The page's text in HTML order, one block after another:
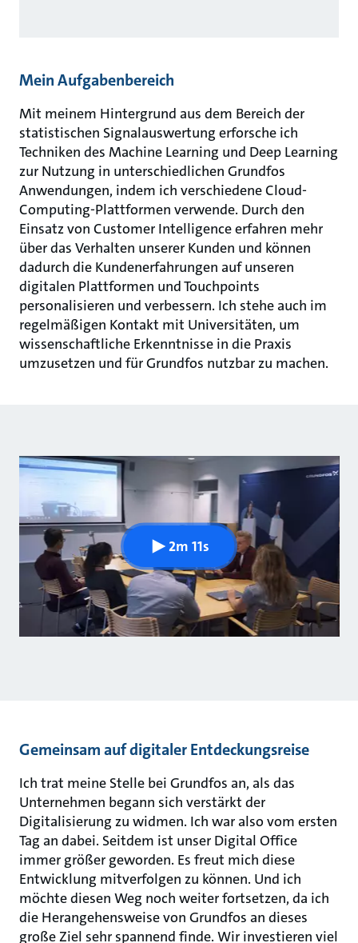
Mein Aufgabenbereich
Mit meinem Hintergrund aus dem Bereich der
statistischen Signalauswertung erforsche ich
Techniken des Machine Learning und Deep Learning
zur Nutzung in unterschiedlichen Grundfos
Anwendungen, indem ich verschiedene Cloud-
Computing-Plattformen verwende. Durch den
Einsatz von Customer Intelligence erfahren mehr
über das Verhalten unserer Kunden und können
dadurch die Kundenerfahrungen auf unseren
digitalen Plattformen und Touchpoints
personalisieren und verbessern. Ich stehe auch im
regelmäßigen Kontakt mit Universitäten, um
wissenschaftliche Erkenntnisse in die Praxis
umzusetzen und für Grundfos nutzbar zu machen.
2m 11s
Gemeinsam auf digitaler Entdeckungsreise
Ich trat meine Stelle bei Grundfos an, als das
Unternehmen begann sich verstärkt der
Digitalisierung zu widmen. Ich war also vom ersten
Tag an dabei. Seitdem ist unser Digital Office
immer größer geworden. Es freut mich diese
Entwicklung mitverfolgen zu können. Und ich
möchte diesen Weg noch weiter fortsetzen, da ich
die Herangehensweise von Grundfos an dieses
große Ziel sehr spannend finde. Wir investieren viel